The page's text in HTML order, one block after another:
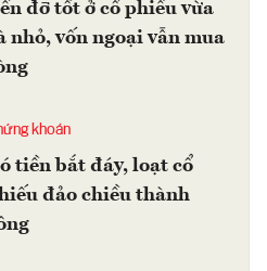
đỡ tốt ở cổ phiếu vừa
nhỏ, vốn ngoại vẫn mua
khoán
tiền bắt đáy, loạt cổ
đảo chiều thành